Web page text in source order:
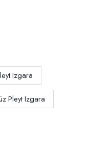
Izgara
Pleyt Izgara